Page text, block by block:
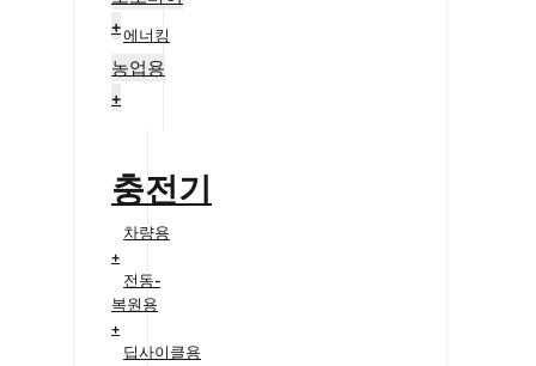
+에너킹
+
농업용
+
충전기
차량용
+
전동-
복원용
+
딥사이클용